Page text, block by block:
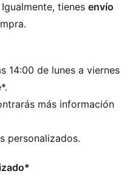
tienes envío
14:00 de lunes a viernes
más información
personalizados.